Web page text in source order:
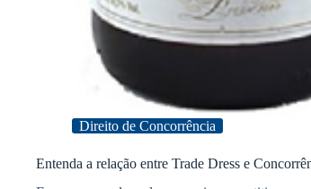
Direito de Concorrência
Entenda a relação entre Trade Dress e